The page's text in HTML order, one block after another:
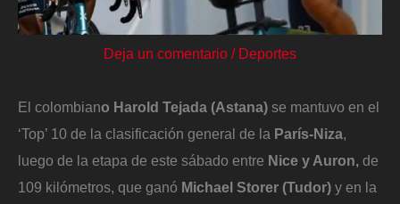
Deja un comentario / Deportes
El colombiano Harold Tejada (Astana) se mantuvo en el
‘Top’ 10 de la clasificación general de la París-Niza,
luego de la etapa de este sábado entre Nice y Auron, de
109 kilómetros, que ganó Michael Storer (Tudor) y en la